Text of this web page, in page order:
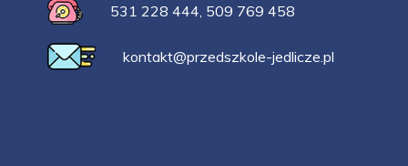
531 228 444 509 769 458
kontakt@przedszkole-jedlicze.pl